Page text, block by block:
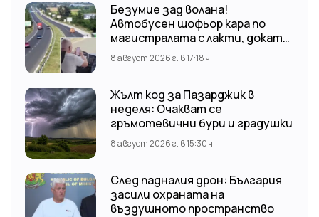
Безумие зад волана!
Автобусен шофьор кара по
магистралата с лакти, докато
гледа TikTok
8 август 2026 г. в 17:18 ч.
Жълт код за Пазарджик в
неделя: Очакват се
гръмотевични бури и градушки
8 август 2026 г. в 15:30 ч.
След падналия дрон: България
засили охраната на
въздушното пространство